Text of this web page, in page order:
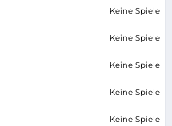
Keine Spiele
Keine Spiele
Keine Spiele
Keine Spiele
Keine Spiele